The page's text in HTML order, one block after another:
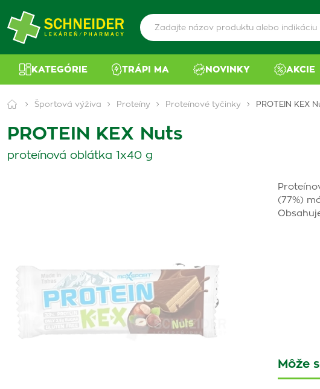
KATEGÓRIE TRÁPI MA NOVINKY AKCIE
Športová výživa Proteíny Proteínové tyčinky PROTEIN KEX
PROTEIN KEX Nuts
proteínová oblátka 1x40 g
(77%)
Môže